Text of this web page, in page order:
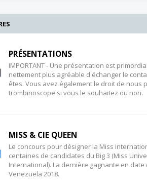
PRÉSENTATIONS
IMPORTANT - Une présentation est
nettement plus agréable d'échanger le
êtes. Vous avez également le droit de nous
trombinoscope si vous le souhaitez ou non.
MISS & CIE QUEEN
Le concours pour désigner la Miss
centaines de candidates du Big 3 (Miss
International). La dernière gagnante en date
Venezuela 2018.